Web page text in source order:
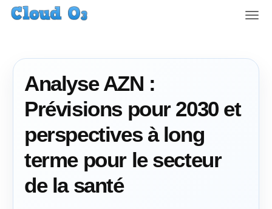
T
Analyse AZN :
Prévisions pour 2030 et
perspectives à long
terme pour le secteur
de la santé